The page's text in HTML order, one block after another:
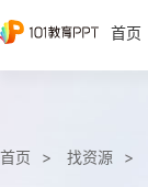
首页
首页 找资源